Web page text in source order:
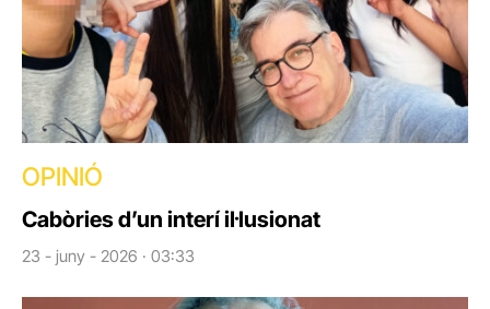
OPINIÓ
Cabòries d’un interí il·lusionat
23 - juny - 2026 · 03:33